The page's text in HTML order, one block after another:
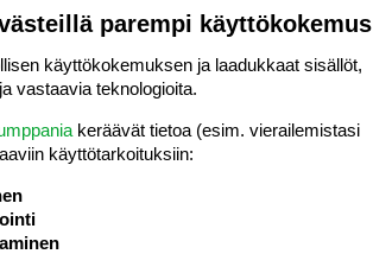
parempi käyttökokemus
käyttökokemuksen ja laadukkaat sisällöt,
vastaavia teknologioita.
keräävät tietoa (esim. vierailemis­tasi
käyttötarkoituksiin: